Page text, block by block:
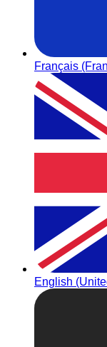
Français
English